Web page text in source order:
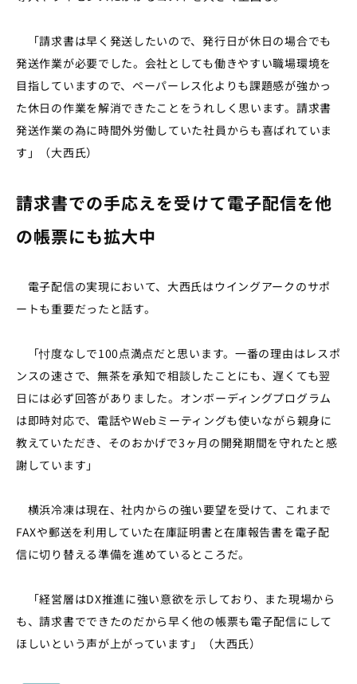
「請求書は早く発送したいので、発行日が休日の場合でも
発送作業が必要でした。会社としても働きやすい職場環境を
目指していますので、ペーパーレス化よりも課題感が強かっ
た休日の作業を解消できたことをうれしく思います。請求書
発送作業の為に時間外労働していた社員からも喜ばれていま
す」（大西氏）
請求書での手応えを受けて電子配信を他
の帳票にも拡大中
電子配信の実現において、大西氏はウイングアークのサポ
ートも重要だったと話す。
「忖度なしで100点満点だと思います。一番の理由はレスポ
ンスの速さで、無茶を承知で相談したことにも、遅くても翌
日には必ず回答がありました。オンボーディングプログラム
は即時対応で、電話やWebミーティングも使いながら親身に
教えていただき、そのおかげで3 ヶ月の開発期間を守れたと感
謝しています」
横浜冷凍は現在、社内からの強い要望を受けて、これまで
FAXや郵送を利用していた在庫証明書と在庫報告書を電子配
信に切り替える準備を進めているところだ。
「経営層はDX推進に強い意欲を示しており、また現場から
も、請求書でできたのだから早く他の帳票も電子配信にして
ほしいという声が上がっています」（大西氏）